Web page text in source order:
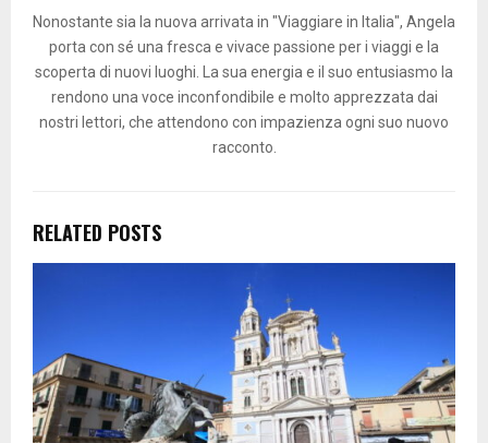
Nonostante sia la nuova arrivata in "Viaggiare in Italia", Angela
porta con sé una fresca e vivace passione per i viaggi e la
scoperta di nuovi luoghi. La sua energia e il suo entusiasmo la
rendono una voce inconfondibile e molto apprezzata dai
nostri lettori, che attendono con impazienza ogni suo nuovo
racconto.
RELATED POSTS